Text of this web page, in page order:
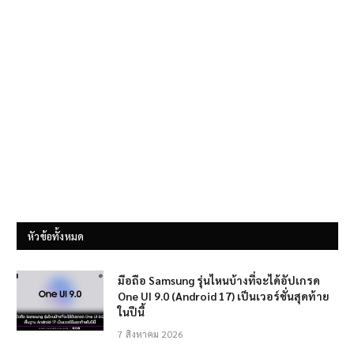
หัวข้อทั้งหมด
มือถือ Samsung รุ่นไหนบ้างที่จะได้อัปเกรด
One UI 9.0 (Android 17) เป็นเวอร์ชั่นสุดท้าย
ในปีนี้
7 สิงหาคม 2026